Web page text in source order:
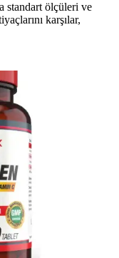
standart ölçüleri ve
karşılar,